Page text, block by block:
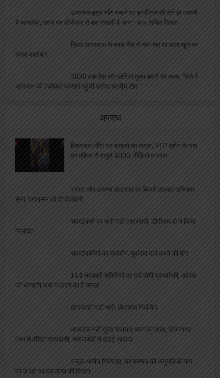
अचानक हृदय गति रुकने पर हर मिनट की देरी हो सकती
है जानलेवा, समय पर सीपीआर से बच सकती है जान:- डा० अमित सिंघल
ज़िला अस्पताल के ब्लड बैंक से चल रहा था लाल खून का
काला कारोबार
2030 तक देश को मलेरिया मुक्त करने का लक्ष्य, जिले में
अभियान की हकीकत परखने पहुंची प्रदेश स्तरीय टीम
अपराध
विश्वनाथ मंदिर पर दलालों का कब्ज़ा, VIP दर्शन के नाम
पर महिला से वसूले 4000, वीडियो वायरल
भ्रस्ट और असभ्य लेखपाल पर बिफरी आज़ाद अधिकार
सेना, प्रशासन को दी चेतावनी
सफाईकर्मी पर भारी पड़ी लापरवाही, डीपीआरओ ने किया
निलंबित
सफाईकर्मियों का प्रदर्शन, मुकदमा दर्ज करने की मांग
144 सहकारी समितियों पर दर्ज होगी प्राथमिकी, उर्वरक
की धनराशि जमा न करने का है मामला
लापरवाही पड़ी भारी, लेखपाल निलंबित
आजतक नहीं खुला पंचायत भवन का ताला, योजनागत
लाभ से वंचित ग्रामवासी, समाजसेवी ने उठाई आवाज
नजूल आमीन गिरफ्तार, घर मरम्मत की अनुमति के नाम
पर ले रहा था एक लाख की रिश्वत